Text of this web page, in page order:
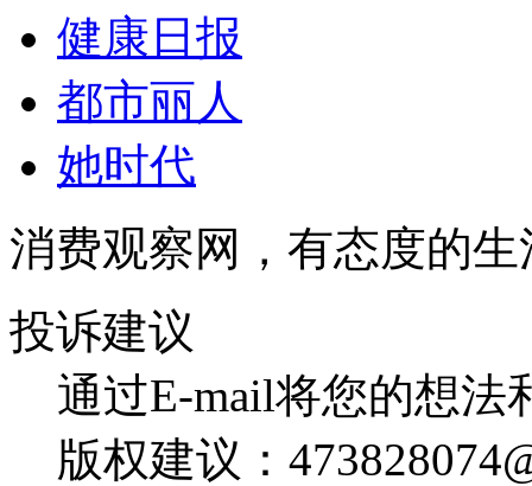
健康日报
都市丽人
她时代
消费观察网，有态度的
投诉建议
通过E-mail将您的想法
版权建议：